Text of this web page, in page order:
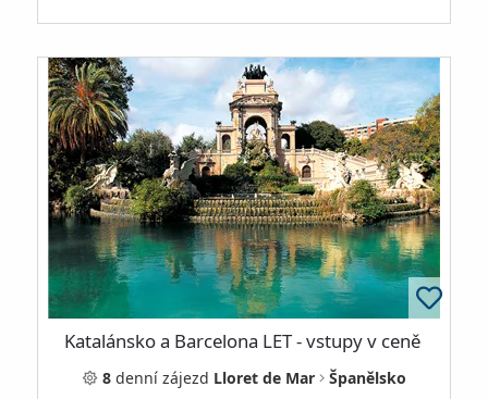
Katalánsko a Barcelona LET - vstupy v ceně
8dennízájezd Lloret de Mar
Španělsko